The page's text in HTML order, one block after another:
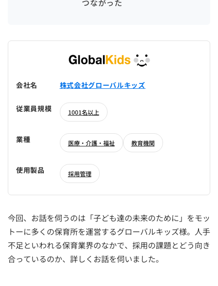
つながった
会社名 株式会社グローバルキッズ
従業員規模 1001名以上
業種 医療・介護・福祉 教育機関
使用製品 採用管理
今回、お話を伺うのは「子ども達の未来のために」をモッ
トーに多くの保育所を運営するグローバルキッズ様。人手
不足といわれる保育業界のなかで、採用の課題とどう向き
合っているのか、詳しくお話を伺いました。